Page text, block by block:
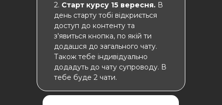
2. Старт курсу 15 вересня. В
день старту тобі відкриється
доступ до контенту та
з'явиться кнопка, по якій ти
додашся до загального чату.
Також тебе індивідуально
додадуть до чату супроводу. В
тебе буде 2 чати.